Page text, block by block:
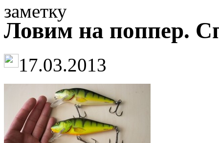
заметку
Ловим на поппер.
17.03.2013